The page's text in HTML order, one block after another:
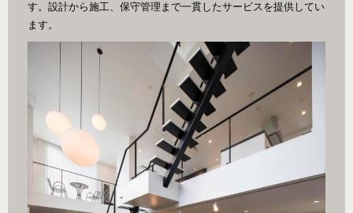
す。設計から施工、保守管理まで一貫したサービスを提供してい
ます。